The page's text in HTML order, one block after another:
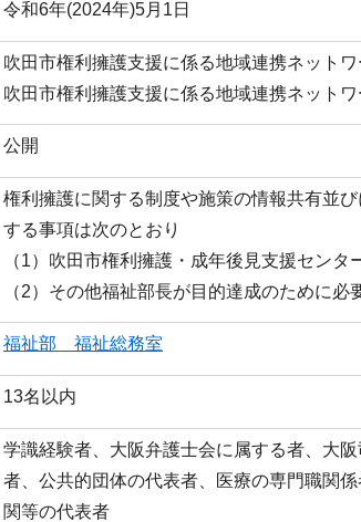
令和6年(2024年)5月1日
吹田市権利擁護支援に係る地域連携ネット
吹田市権利擁護支援に係る地域連携ネット
公開
権利擁護に関する制度や施策の情報共有並
する事項は次のとおり
（1）吹田市権利擁護・成年後見支援セン
（2）その他福祉部長が目的達成のために必
福祉部 福祉総務室
13名以内
学識経験者、大阪弁護士会に属する者、大
者、公共的団体の代表者、医療の専門職関
関等の代表者